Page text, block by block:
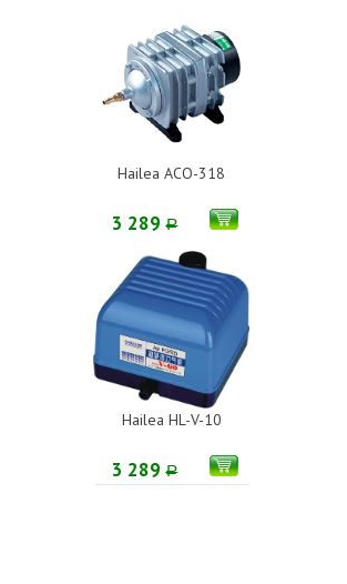
Hailea ACO-318
3 289Р
Hailea HL-V-10
3 289Р